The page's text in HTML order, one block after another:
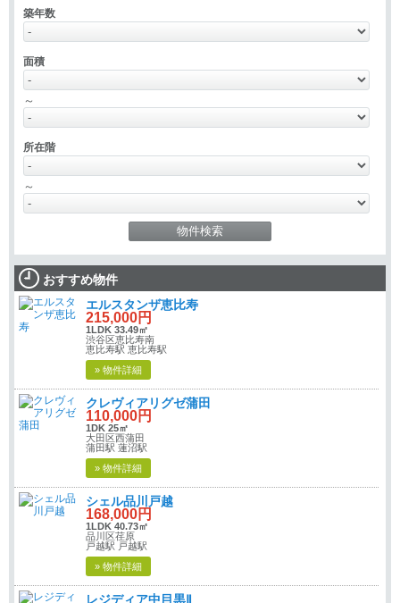
築年数
面積
～
所在階
～
おすすめ物件
エルスタンザ恵比寿
215,000円
1LDK 33.49㎡
渋谷区恵比寿南
恵比寿駅 恵比寿駅
» 物件詳細
クレヴィアリグゼ蒲田
110,000円
1DK 25㎡
大田区西蒲田
蒲田駅 蓮沼駅
» 物件詳細
シェル品川戸越
168,000円
1LDK 40.73㎡
品川区荏原
戸越駅 戸越駅
» 物件詳細
レジディア中目黒Ⅱ